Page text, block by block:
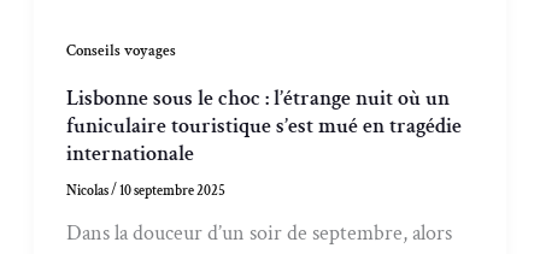
Conseils voyages
Lisbonne sous le choc : l’étrange nuit où un
funiculaire touristique s’est mué en tragédie
internationale
Nicolas/10 septembre 2025
Dans la douceur d’un soir de septembre, alors